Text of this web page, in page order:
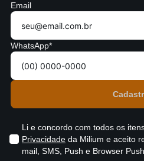
Email
WhatsApp*
Li e concordo com todos os
Privacidade da Milium e aceito
mail, SMS, Push e Browser Push.